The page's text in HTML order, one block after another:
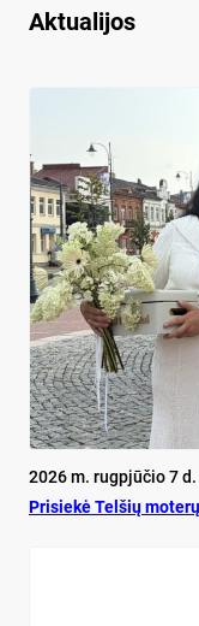
Aktualijos
2026 m. rugpjūčio 7 d.
Pri­siekė Tel­šių